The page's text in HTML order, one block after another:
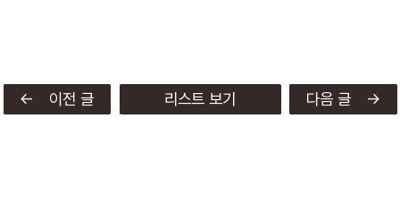
← 이전 글 리스트 보기 다음 글 →